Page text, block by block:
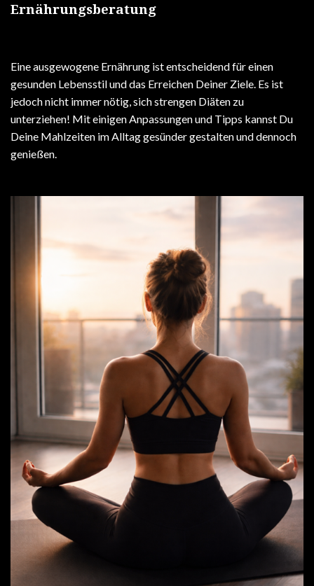
Ernährungsberatung
Eine ausgewogene Ernährung ist entscheidend für einen
gesunden Lebensstil und das Erreichen Deiner Ziele. Es ist
jedoch nicht immer nötig, sich strengen Diäten zu
unterziehen! Mit einigen Anpassungen und Tipps kannst Du
Deine Mahlzeiten im Alltag gesünder gestalten und dennoch
genießen.